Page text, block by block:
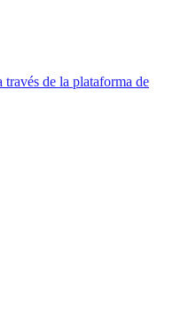
de la plataforma de